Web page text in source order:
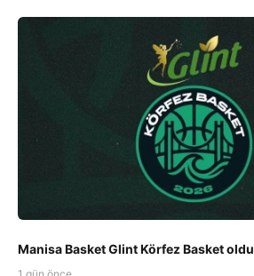
Manisa Basket Glint Körfez Basket oldu